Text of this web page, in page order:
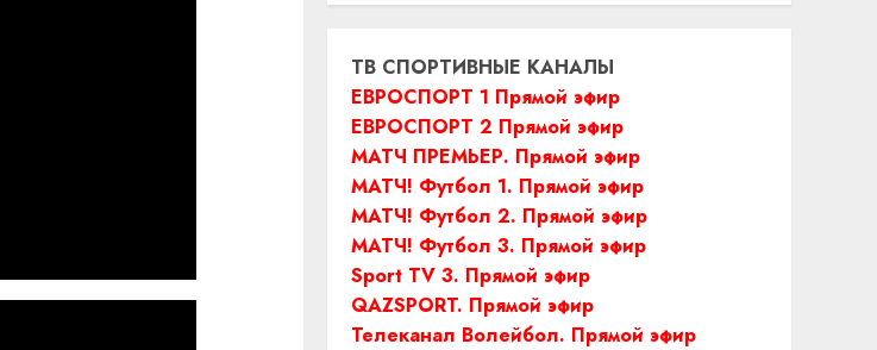
ТВ СПОРТИВНЫЕ КАНАЛЫ
ЕВРОСПОРТ 1 Прямой эфир
ЕВРОСПОРТ 2 Прямой эфир
МАТЧ ПРЕМЬЕР. Прямой эфир
МАТЧ! Футбол 1. Прямой эфир
МАТЧ! Футбол 2. Прямой эфир
МАТЧ! Футбол 3. Прямой эфир
Sport TV 3. Прямой эфир
QAZSPORT. Прямой эфир
Телеканал Волейбол. Прямой эфир